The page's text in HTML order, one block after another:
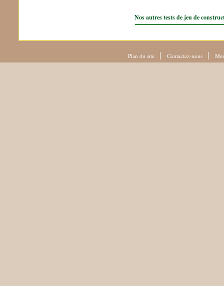
Nos autres tests de jeu de
Plan du site Contactez-nous